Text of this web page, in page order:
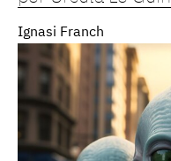
Ignasi Franch